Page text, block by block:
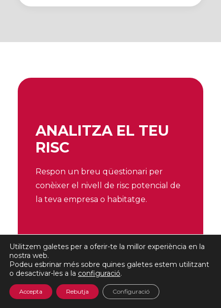
ANALITZA EL TEU
RISC
Respon un breu qüestionari per
conèixer el nivell de risc potencial de
la teva empresa o habitatge.
CALCULA EL RISC DE LA TEVA
CALCULA EL RISC DEL TEU
HABITATGE
Utilitzem galetes per a oferir-te la millor experiència en la
nostra web.
Podeu esbrinar més sobre quines galetes estem utilitzant
o desactivar-les a la configuració.
Accepta Rebutja Configuració